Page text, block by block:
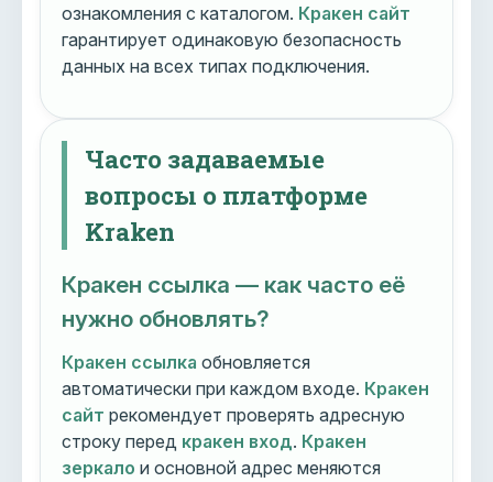
ознакомления с каталогом. Кракен сайт
гарантирует одинаковую безопасность
данных на всех типах подключения.
Часто задаваемые
вопросы о платформе
Kraken
Кракен ссылка — как часто её
нужно обновлять?
Кракен ссылка обновляется
автоматически при каждом входе. Кракен
сайт рекомендует проверять адресную
строку перед кракен вход. Кракен
зеркало и основной адрес меняются